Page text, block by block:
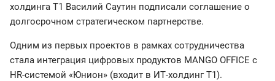
холдинга Т1 Василий Саутин подписали соглашение о
долгосрочном стратегическом партнерстве.
Одним из первых проектов в рамках сотрудничества
стала интеграция цифровых продуктов MANGO OFFICE с
HR-системой «Юнион» (входит в ИТ-холдинг Т1).